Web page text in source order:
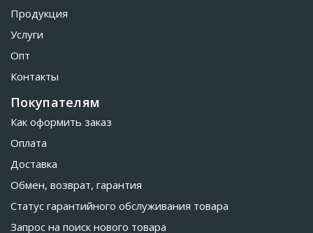
Продукция
Услуги
Опт
Контакты
Покупателям
Как оформить заказ
Оплата
Доставка
Обмен, возврат, гарантия
Статус гарантийного обслуживания товара
Запрос на поиск нового товара